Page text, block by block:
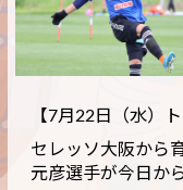
【7月22日（水）
セレッソ大阪から
元彦選手が今日か